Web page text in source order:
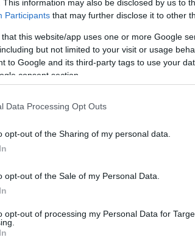
This information may also be disclosed by us to
Participants that may further disclose it to other
that this website/app uses one or more Google
but not limited to your visit or usage
to Google and its third-party tags to use your
consent section.
Data Processing Opt Outs
opt-out of the Sharing of my personal data.
opt-out of the Sale of my Personal Data.
opt-out of processing my Personal Data for
a világ legagyobb szakmai közösségi oldalát, a
próbálkoznak.